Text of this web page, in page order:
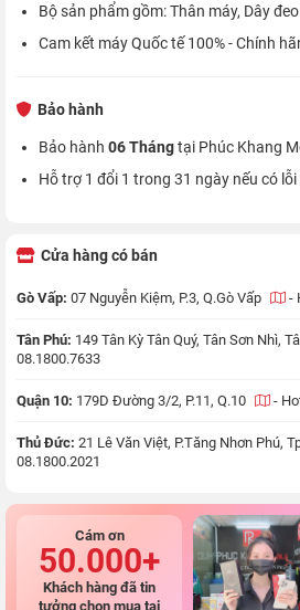
Bộ sản phẩm gồm: Thân máy, Dây
Cam kết máy Quốc tế 100% - Chính
Bảo hành
Bảo hành 06 Thángtại Phúc Khang
Hỗ trợ 1 đổi 1 trong 31 ngày nếu có
Cửa hàng có bán
Gò Vấp: 07 Nguyễn Kiệm, P.3, Q.Gò Vấp -
Tân Phú: 149 Tân Kỳ Tân Quý, Tân Sơn Nhì,
08.1800.7633
Quận 10: 179D Đường 3/2, P.11, Q.10 -
Thủ Đức: 21 Lê Văn Việt, P.Tăng Nhơn Phú,
08.1800.2021
Cám ơn
50.000+
Khách hàng đã tin
tưởng chọn mua tại